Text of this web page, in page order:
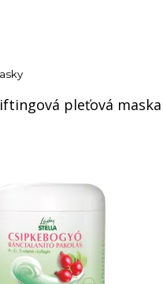
pleťová maska